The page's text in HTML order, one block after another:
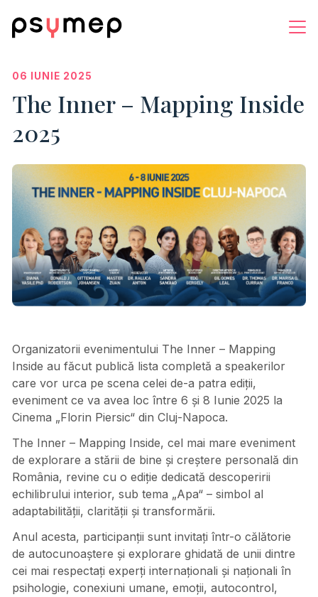
06 IUNIE 2025
The Inner – Mapping Inside
2025
Organizatorii evenimentului The Inner – Mapping
Inside au făcut publică lista completă a speakerilor
care vor urca pe scena celei de-a patra ediții,
eveniment ce va avea loc între 6 și 8 Iunie 2025 la
Cinema „Florin Piersic“ din Cluj-Napoca.
The Inner – Mapping Inside, cel mai mare eveniment
de explorare a stării de bine și creștere personală din
România, revine cu o ediție dedicată descoperirii
echilibrului interior, sub tema „Apa“ – simbol al
adaptabilității, clarității și transformării.
Anul acesta, participanții sunt invitați într-o călătorie
de autocunoaștere și explorare ghidată de unii dintre
cei mai respectați experți internaționali și naționali în
psihologie, conexiuni umane, emoții, autocontrol,